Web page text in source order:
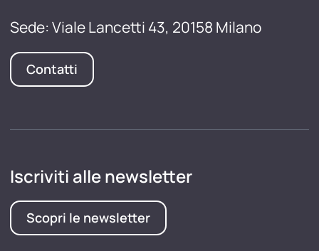
Sede: Viale Lancetti 43, 20158 Milano
Contatti
Iscriviti alle newsletter
Scopri le newsletter